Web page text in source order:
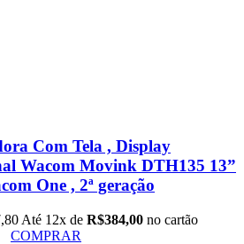
Com Tela , Display
Wacom Movink DTH135 13”
One , 2ª geração
Até 12x de R$384,00 no cartão
COMPRAR